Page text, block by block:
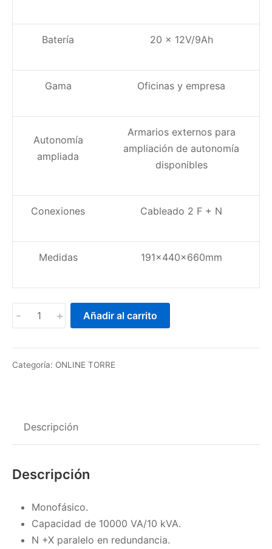
Batería 20 x 12V/9Ah
Gama Oficinas y empresa
Autonomía
ampliada
Armarios externos para
ampliación de autonomía
disponibles
Conexiones Cableado 2 F + N
Medidas 191x440x660mm
SAI
Serie
cantidad
- + Añadir al carrito
Categoría: ONLINE TORRE
Descripción
Descripción
Monofásico.
Capacidad de 10000 VA/10 kVA.
N +X paralelo en redundancia.